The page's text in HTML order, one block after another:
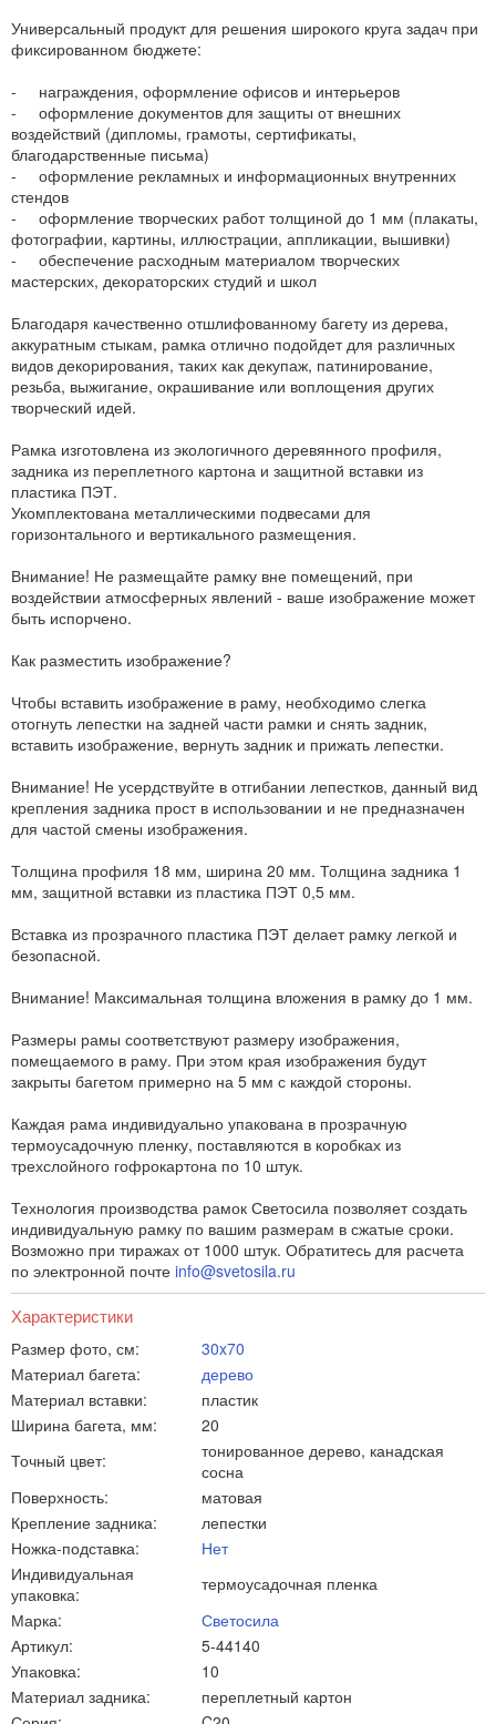
Универсальный продукт для решения широкого круга задач при
фиксированном бюджете:
- награждения, оформление офисов и интерьеров
- оформление документов для защиты от внешних
воздействий (дипломы, грамоты, сертификаты,
благодарственные письма)
- оформление рекламных и информационных внутренних
стендов
- оформление творческих работ толщиной до 1 мм (плакаты,
фотографии, картины, иллюстрации, аппликации, вышивки)
- обеспечение расходным материалом творческих
мастерских, декораторских студий и школ
Благодаря качественно отшлифованному багету из дерева,
аккуратным стыкам, рамка отлично подойдет для различных
видов декорирования, таких как декупаж, патинирование,
резьба, выжигание, окрашивание или воплощения других
творческий идей.
Рамка изготовлена из экологичного деревянного профиля,
задника из переплетного картона и защитной вставки из
пластика ПЭТ.
Укомплектована металлическими подвесами для
горизонтального и вертикального размещения.
Внимание! Не размещайте рамку вне помещений, при
воздействии атмосферных явлений - ваше изображение может
быть испорчено.
Как разместить изображение?
Чтобы вставить изображение в раму, необходимо слегка
отогнуть лепестки на задней части рамки и снять задник,
вставить изображение, вернуть задник и прижать лепестки.
Внимание! Не усердствуйте в отгибании лепестков, данный вид
крепления задника прост в использовании и не предназначен
для частой смены изображения.
Толщина профиля 18 мм, ширина 20 мм. Толщина задника 1
мм, защитной вставки из пластика ПЭТ 0,5 мм.
Вставка из прозрачного пластика ПЭТ делает рамку легкой и
безопасной.
Внимание! Максимальная толщина вложения в рамку до 1 мм.
Размеры рамы соответствуют размеру изображения,
помещаемого в раму. При этом края изображения будут
закрыты багетом примерно на 5 мм с каждой стороны.
Каждая рама индивидуально упакована в прозрачную
термоусадочную пленку, поставляются в коробках из
трехслойного гофрокартона по 10 штук.
Технология производства рамок Светосила позволяет создать
индивидуальную рамку по вашим размерам в сжатые сроки.
Возможно при тиражах от 1000 штук. Обратитесь для расчета
по электронной почте info@svetosila.ru
Характеристики
Размер фото, см:
30x70
Материал багета:
дерево
Материал вставки:
пластик
Ширина багета, мм:
20
Точный цвет:
тонированное дерево, канадская
сосна
Поверхность:
матовая
Крепление задника:
лепестки
Ножка-подставка:
Нет
Индивидуальная
упаковка:
термоусадочная пленка
Марка:
Светосила
Артикул:
5-44140
Упаковка:
10
Материал задника:
переплетный картон